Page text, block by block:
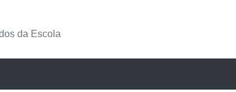
da Escola